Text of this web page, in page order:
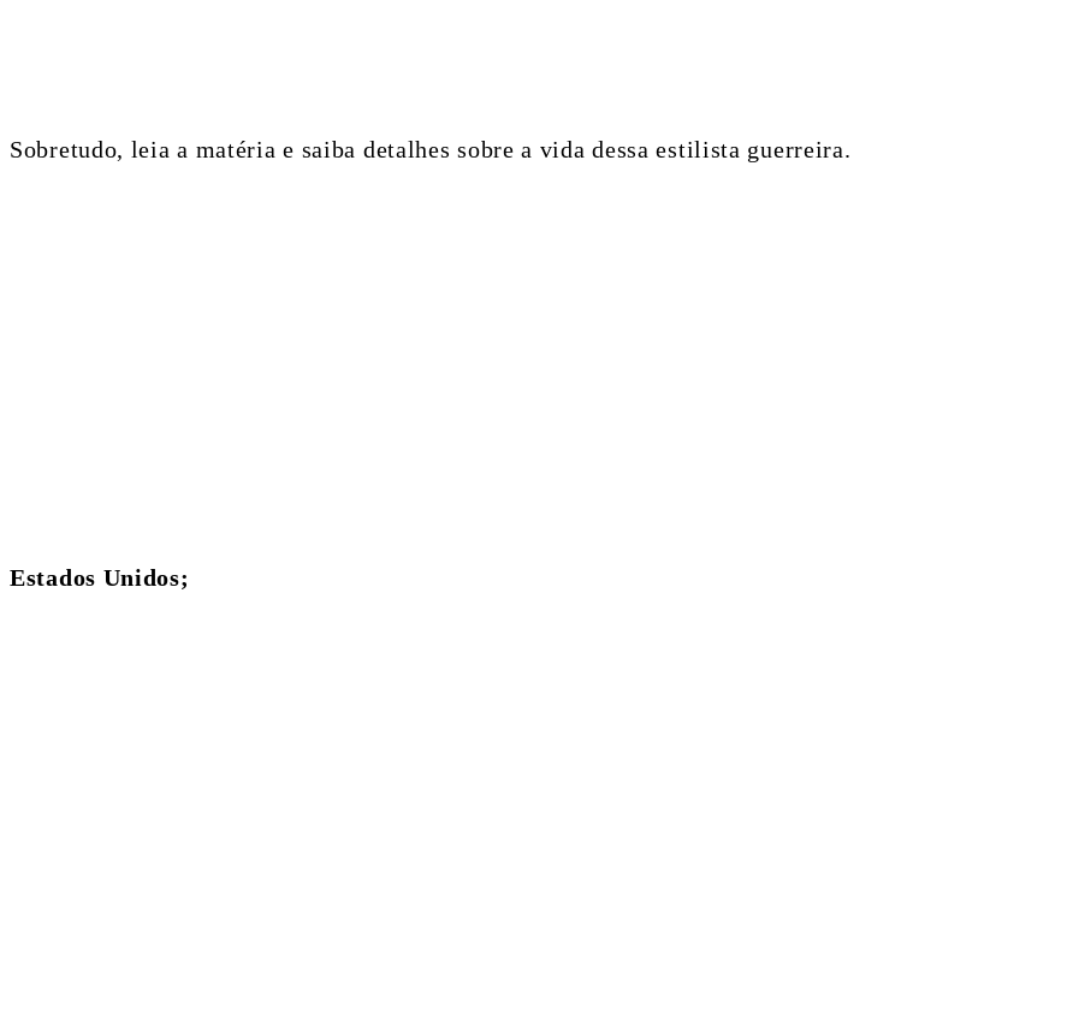
Sobretudo, leia a matéria e saiba detalhes sobre a vida dessa estilista guerreira.
Estados Unidos;